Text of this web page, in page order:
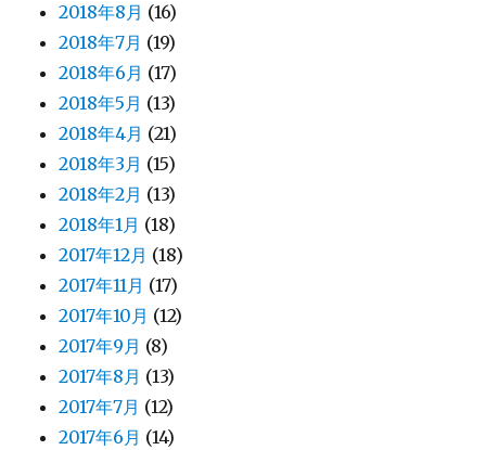
2018年8月 (16)
2018年7月 (19)
2018年6月 (17)
2018年5月 (13)
2018年4月 (21)
2018年3月 (15)
2018年2月 (13)
2018年1月 (18)
2017年12月 (18)
2017年11月 (17)
2017年10月 (12)
2017年9月 (8)
2017年8月 (13)
2017年7月 (12)
2017年6月 (14)